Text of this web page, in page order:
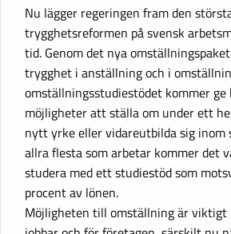
Nu lägger regeringen fram den
trygghetsreformen på svensk
tid. Genom det nya
trygghet i anställning och i
omställningsstudiestödet kommer
möjligheter att ställa om under ett
nytt yrke eller vidareutbilda sig inom
allra flesta som arbetar kommer det
studera med ett studiestöd som
procent av lönen.
Möjligheten till omställning är viktigt